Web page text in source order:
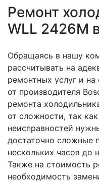
Ремонт
WLL 2426M
Обращаясь в нашу
рассчитывать на
ремонтных услуг и
от производителя
ремонта
от сложности, так
неисправностей
достаточно сложные
нескольких часов до
Также на стоимость
необходимость